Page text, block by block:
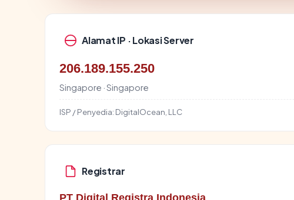
Alamat IP · Lokasi Server
206.189.155.250
Singapore · Singapore
ISP / Penyedia: DigitalOcean, LLC
Registrar
PT Digital Registra Indonesia